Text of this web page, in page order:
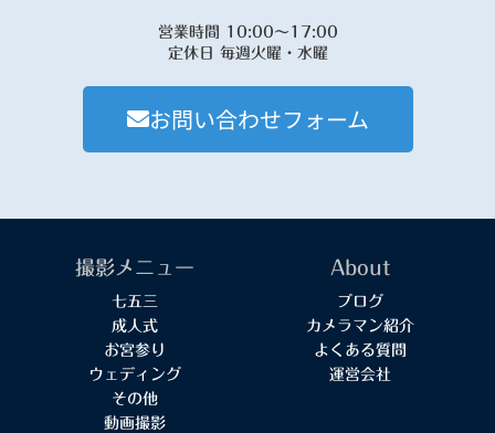
営業時間 10:00～17:00
定休日 毎週火曜・水曜
お問い合わせフォーム
撮影メニュー
七五三
成人式
お宮参り
ウェディング
その他
動画撮影
About
ブログ
カメラマン紹介
よくある質問
運営会社